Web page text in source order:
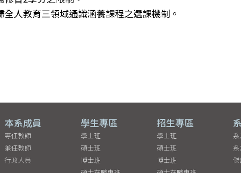
全人教育三領域通識涵養課程之選課機制。
本系成員
專任教師
兼任教師
行政人員
學生專區
學士班
碩士班
博士班
招生專區
學士班
碩士班
博士班